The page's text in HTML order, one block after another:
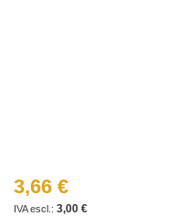
3,66 €
3,00 €